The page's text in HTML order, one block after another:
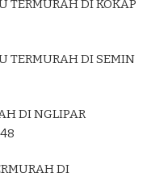
TERMURAH DI KOKAP
TERMURAH DI SEMIN
DI NGLIPAR
DI